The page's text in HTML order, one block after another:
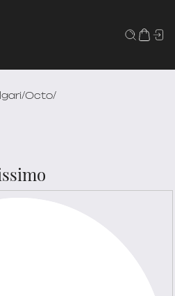
/Octo/